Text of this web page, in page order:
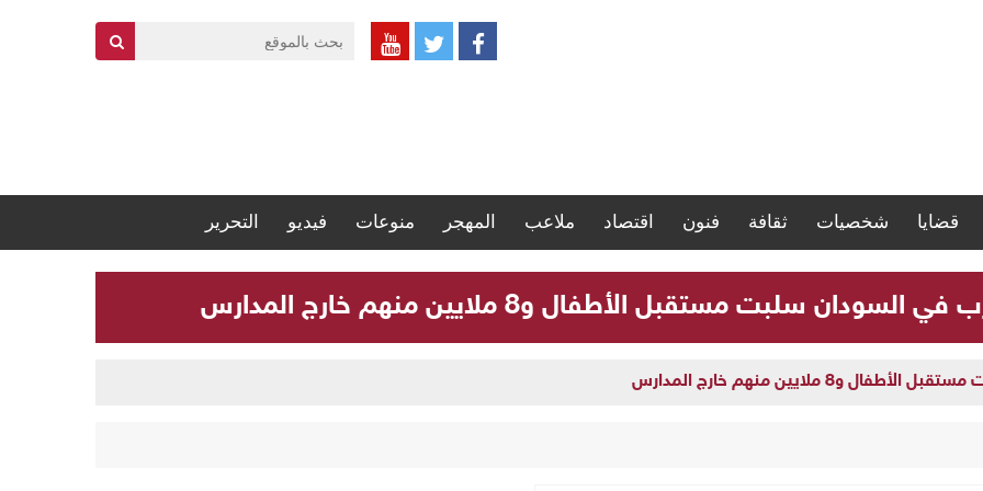
قضايا شخصيات ثقافة فنون اقتصاد ملاعب المهجر منوعات فيديو التحرير
سلبت مستقبل الأطفال و8 ملايين منهم خارج المدارس
ملايين منهم خارج المدارس
تنفذ يوماً علاجياً مجانياً بأم درمان وتعلن يوماً آخر بالبحر الأحمر